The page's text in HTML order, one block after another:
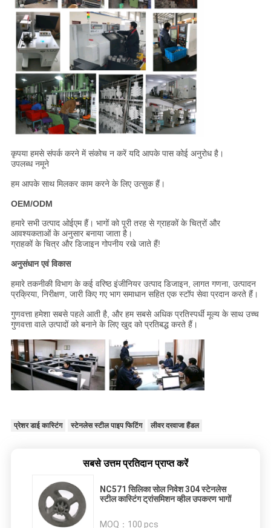
कृपया हमसे संपर्क करने में संकोच न करें यदि आपके पास कोई अनुरोध है।
उपलब्ध नमूने
हम आपके साथ मिलकर काम करने के लिए उत्सुक हैं।
OEM/ODM
हमारे सभी उत्पाद ओईएम हैं। भागों को पूरी तरह से ग्राहकों के चित्रों और
आवश्यकताओं के अनुसार बनाया जाता है।
ग्राहकों के चित्र और डिजाइन गोपनीय रखे जाते हैं!
अनुसंधान एवं विकास
हमारे तकनीकी विभाग के कई वरिष्ठ इंजीनियर उत्पाद डिजाइन, लागत गणना, उत्पादन
प्रक्रिया, निरीक्षण, जारी किए गए भाग समाधान सहित एक स्टॉप सेवा प्रदान करते हैं।
गुणवत्ता हमेशा सबसे पहले आती है, और हम सबसे अधिक प्रतिस्पर्धी मूल्य के साथ उच्च
गुणवत्ता वाले उत्पादों को बनाने के लिए खुद को प्रतिबद्ध करते हैं।
प्रेशर डाई कास्टिंग स्टेनलेस स्टील पाइप फिटिंग लीवर दरवाजा हैंडल
सबसे उत्तम प्रतिदान प्राप्त करें
NC571 सिलिका सोल निवेश 304 स्टेनलेस
स्टील कास्टिंग ट्रांसमिशन व्हील उपकरण भागों
MOQ： 100 pcs